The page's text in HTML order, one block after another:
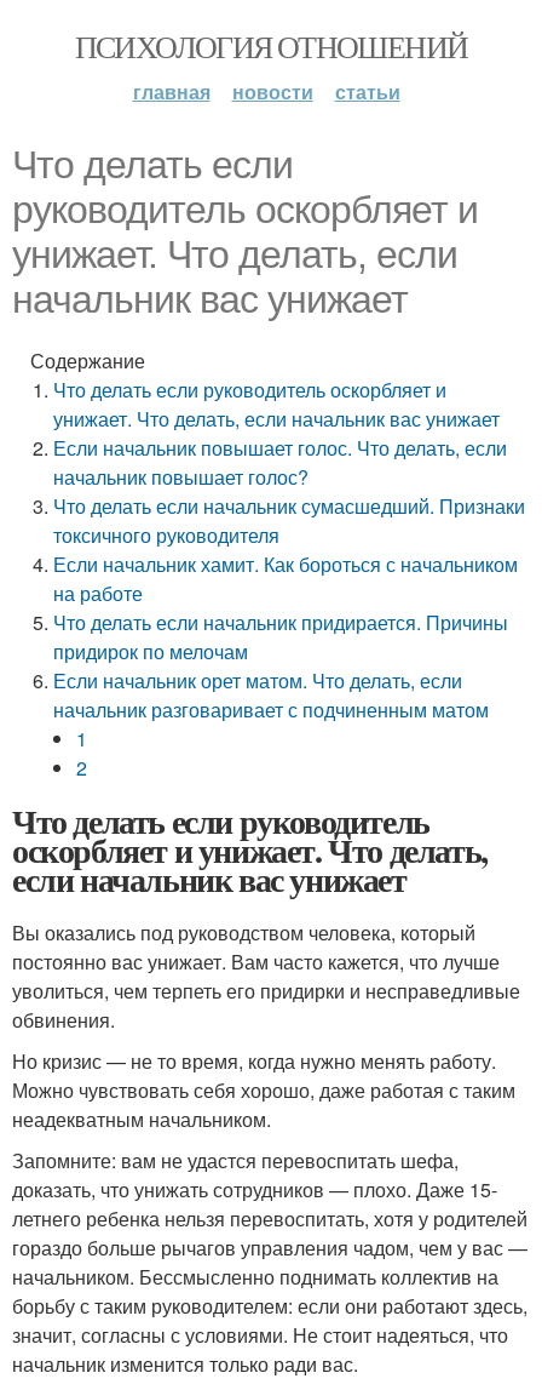
ПСИХОЛОГИЯ ОТНОШЕНИЙ
главная новости статьи
Что делать если
руководитель оскорбляет и
унижает. Что делать, если
начальник вас унижает
Содержание
Что делать если руководитель оскорбляет и
унижает. Что делать, если начальник вас унижает
Если начальник повышает голос. Что делать, если
начальник повышает голос?
Что делать если начальник сумасшедший. Признаки
токсичного руководителя
Если начальник хамит. Как бороться с начальником
на работе
Что делать если начальник придирается. Причины
придирок по мелочам
Если начальник орет матом. Что делать, если
начальник разговаривает с подчиненным матом
1
2
Что делать если руководитель
оскорбляет и унижает. Что делать,
если начальник вас унижает
Вы оказались под руководством человека, который
постоянно вас унижает. Вам часто кажется, что лучше
уволиться, чем терпеть его придирки и несправедливые
обвинения.
Но кризис — не то время, когда нужно менять работу.
Можно чувствовать себя хорошо, даже работая с таким
неадекватным начальником.
Запомните: вам не удастся перевоспитать шефа,
доказать, что унижать сотрудников — плохо. Даже 15-
летнего ребенка нельзя перевоспитать, хотя у родителей
гораздо больше рычагов управления чадом, чем у вас —
начальником. Бессмысленно поднимать коллектив на
борьбу с таким руководителем: если они работают здесь,
значит, согласны с условиями. Не стоит надеяться, что
начальник изменится только ради вас.